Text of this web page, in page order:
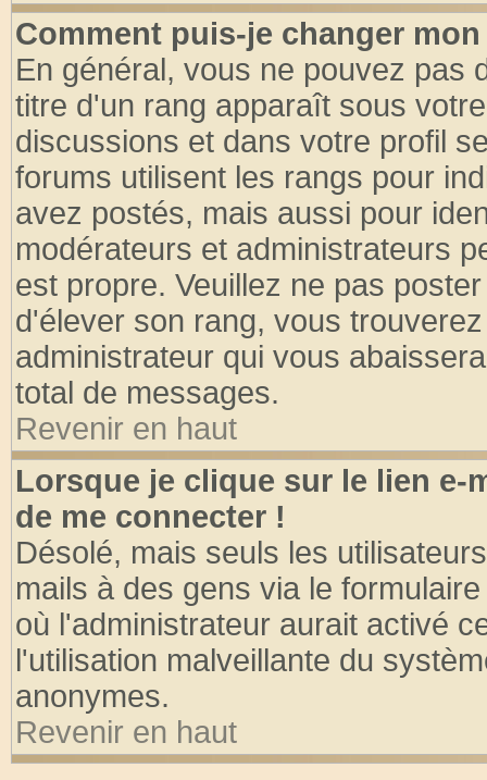
Comment puis-je changer
En général, vous ne pouvez pas
titre d'un rang apparaît sous
discussions et dans votre profil
forums utilisent les rangs pour
avez postés, mais aussi pour
modérateurs et administrateurs
est propre. Veuillez ne pas
d'élever son rang, vous
administrateur qui vous
total de messages.
Revenir en haut
Lorsque je clique sur le lien e-
de me connecter !
Désolé, mais seuls les
mails à des gens via le
où l'administrateur aurait activé
l'utilisation malveillante du
anonymes.
Revenir en haut